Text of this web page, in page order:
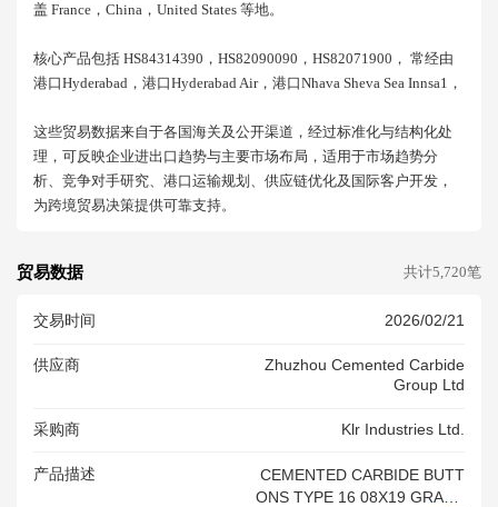
盖 France，china，united States 等地。
核心产品包括 HS84314390，HS82090090，HS82071900， 常经由
港口hyderabad，港口hyderabad Air，港口nhava Sheva Sea Innsa1，
这些贸易数据来自于各国海关及公开渠道，经过标准化与结构化处
理，可反映企业进出口趋势与主要市场布局，适用于市场趋势分
析、竞争对手研究、港口运输规划、供应链优化及国际客户开发，
为跨境贸易决策提供可靠支持。
贸易数据 共计5,720笔
交易时间 2026/02/21
供应商
Zhuzhou Cemented Carbide
Group Ltd
采购商 Klr Industries Ltd.
产品描述
CEMENTED CARBIDE BUTT
ONS TYPE 16 08X19 GRADE